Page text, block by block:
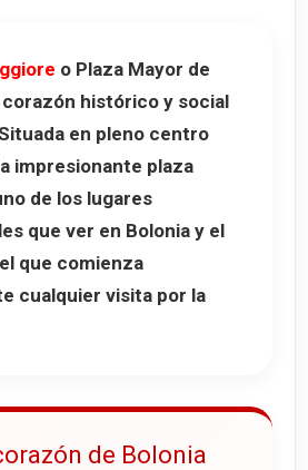
o Plaza Mayor de
corazón histórico y social
en pleno centro
impresionante plaza
de los lugares
que ver en Bolonia y el
que comienza
cualquier visita por la
de Bolonia